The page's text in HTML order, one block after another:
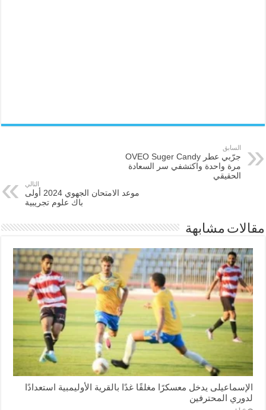
السابق
جرّبي عطر OVEO Suger Candy
مرة واحدة واكتشفي سر السعادة
الحقيقي
التالي
موعد الامتحان الجهوي 2024 أولى
باك علوم تجريبية
مقالات مشابهة
الإسماعیلی یدخل معسكرًا مغلقًا غدًا بالقرية الأوليمبية استعدادًا
لدوري المحترفين